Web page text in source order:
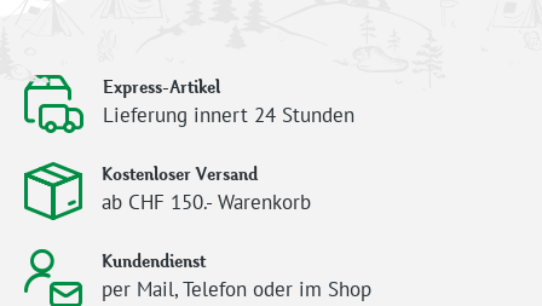
Express-Artikel
Lieferung innert 24 Stunden
Kostenloser Versand
ab CHF 150.- Warenkorb
Kundendienst
per Mail, Telefon oder im Shop